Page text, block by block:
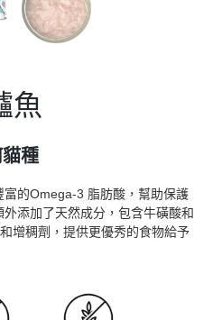
魚
種
的Omega-3 脂肪酸，幫助保護
添加了天然成分，包含牛磺酸和
增稠劑，提供更優秀的食物給予